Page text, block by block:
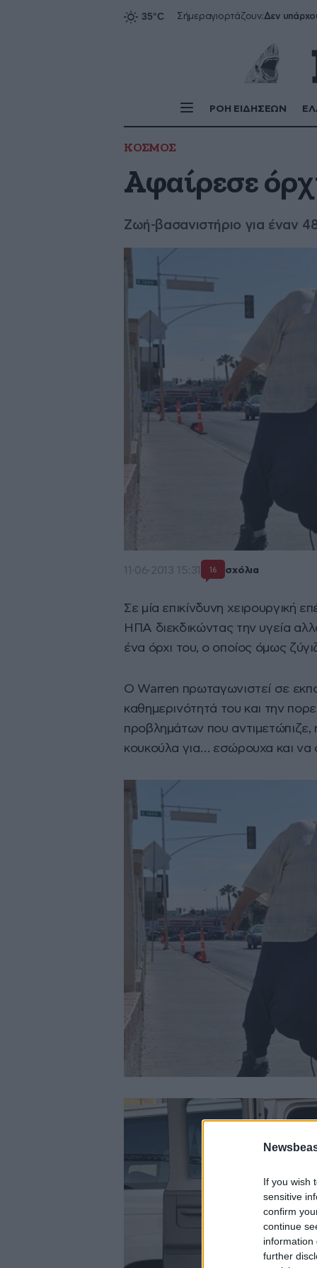
If you wish
sensitive
confirm
continue
information
further
Σήμεραγιορτάζουν:Δεν
ΡΟΗ ΕΙΔΗΣΕΩΝ
ΚΟΣΜΟΣ
Αφαίρεσε
Ζωή-βασανιστήριο για έναν
11·06·2013 15:31 16 σχόλια
Σε μία επικίνδυνη χειρουργική
ΗΠΑ διεκδικώντας την υγεία
ένα όρχι του, ο οποίος όμως
Ο Warren πρωταγωνιστεί σε
καθημερινότητά του και την
προβλημάτων που
κουκούλα για… εσώρουχα και να